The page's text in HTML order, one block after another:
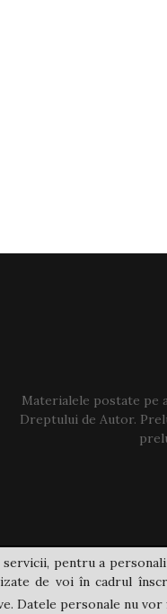
Materialele postate pe
Dreptului de Autor.
pentru a
de voi în cadrul
Datele personale nu